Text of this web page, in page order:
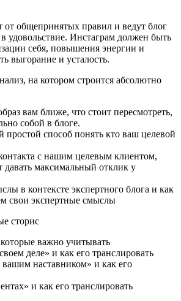
от общепринятых правил и ведут блог
удовольствие. Инстаграм должен быть
себя, повышения энергии и
выгорание и усталость.
на котором строится абсолютно
вам ближе, что стоит пересмотреть,
собой в блоге.
простой способ понять кто ваш целевой
с нашим целевым клиентом,
давать максимальный отклик у
в контексте экспертного блога и как
свои экспертные смыслы
сторис
важно учитывать
деле» и как его транслировать
наставником» и как его
и как его транслировать